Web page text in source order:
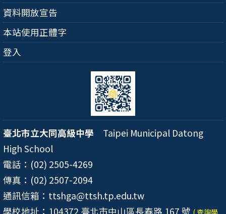
資料開放宣告
本站使用正體字
登入
臺北市立大同高級中學 Taipei Municipal Datong
High School
電話：(02) 2505-4269
傳真：(02) 2507-2094
通訊信箱：ttshga@ttsh.tp.edu.tw
學校地址：104372 臺北市中山區長春路 167 號